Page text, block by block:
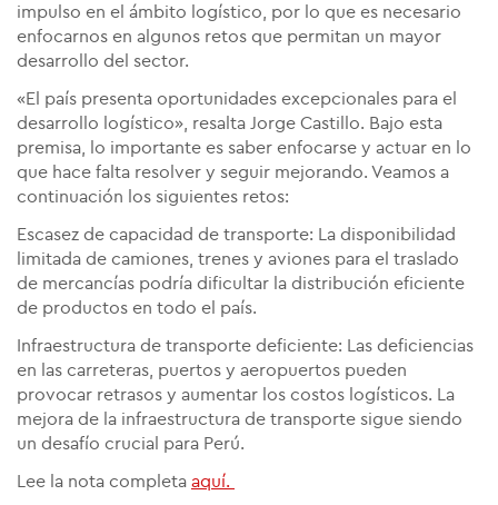
impulso en el ámbito logístico, por lo que es necesario
enfocarnos en algunos retos que permitan un mayor
desarrollo del sector.
«El país presenta oportunidades excepcionales para el
desarrollo logístico», resalta Jorge Castillo. Bajo esta
premisa, lo importante es saber enfocarse y actuar en lo
que hace falta resolver y seguir mejorando. Veamos a
continuación los siguientes retos:
Escasez de capacidad de transporte: La disponibilidad
limitada de camiones, trenes y aviones para el traslado
de mercancías podría dificultar la distribución eficiente
de productos en todo el país.
Infraestructura de transporte deficiente: Las deficiencias
en las carreteras, puertos y aeropuertos pueden
provocar retrasos y aumentar los costos logísticos. La
mejora de la infraestructura de transporte sigue siendo
un desafío crucial para Perú.
Lee la nota completa aquí.